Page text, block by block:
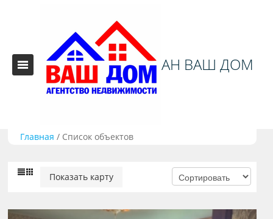
АН ВАШ ДОМ
Главная / Список объектов
Показать карту